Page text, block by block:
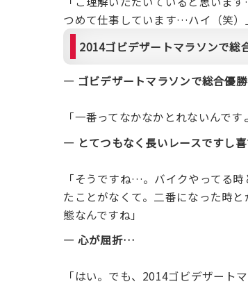
つめて仕事しています…ハイ（笑）
2014ゴビデザートマラソンで
― ゴビデザートマラソンで総合優
「一番ってなかなかとれないんで
― とてつもなく長いレースですし
「そうですね…。バイクやってる
たことがなくて。二番になった時
態なんですね」
― 心が屈折…
「はい。でも、2014ゴビデザート